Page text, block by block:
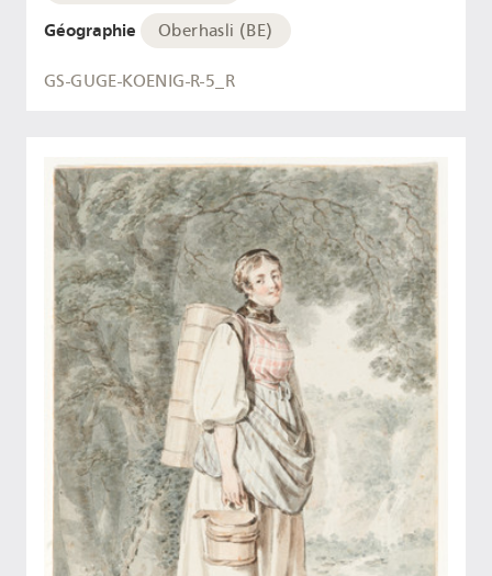
Géographie Oberhasli (BE)
GS-GUGE-KOENIG-R-5_R